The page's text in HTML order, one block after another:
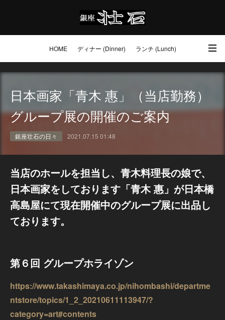
HOME ディナー (Dinner) ランチ (Lunch)
アクセス・ご予約 (Access / Reservations) ワイン (Wine) お土産 (Go to)
日本画家「青木 惠」（当店勤務）
グループ展の開催のご案内
銀座壮石の日々 2021.07.15 01:48
当店のホールを担当し、青木料理長の娘で、
日本画家をしております「青木 惠」が日本橋
高島屋にて現在開催中のグループ展に出品し
ております。
第６回 グループホライゾン
https://www.takashimaya.co.jp/nihombashi/departme
ntstore/topics/1_2_20210611113947/?
category=art#contents